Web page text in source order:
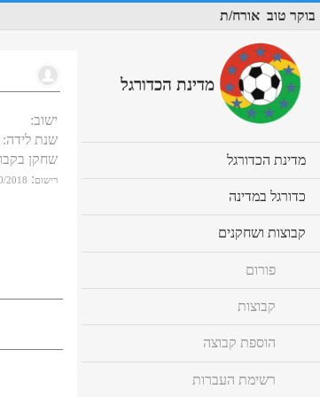
בוקר טוב אורח/ת
ישוב:
שנת לידה:
שחקן
רישום:
08:15:24
מדינת הכדורגל
מדינת הכדורגל
to
כדורגל במדינה
to
קבוצות ושחקנים
to
פורום
קבוצות
הוספת קבוצה
רשימת העברות